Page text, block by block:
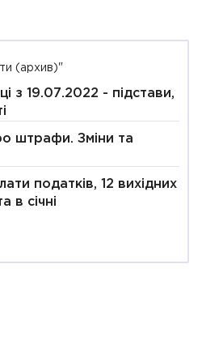
(архив)"
з 19.07.2022 - підстави,
штрафи. Зміни та
податків, 12 вихідних
в січні